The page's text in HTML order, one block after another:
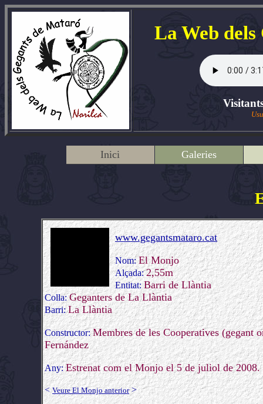
La Web
Inici Galeries
www.gegantsmataro.cat
Nom:El Monjo
Alçada:2,55m
Entitat:Barri de Llàntia
Colla:Geganters de La Llàntia
Barri:La Llàntia
Constructor:Membres de les Cooperatives
Fernández
Any:Estrenat com el Monjo el 5 de juliol de
<Veure El Monjo anterior>